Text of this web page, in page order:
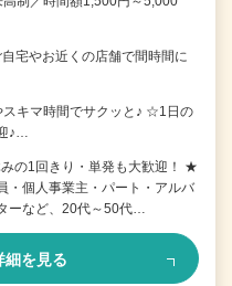
宅やお近くの店舗で間時間に
キマ時間でサクッと♪ ☆1日の
♪…
の1回きり・単発も大歓迎！ ★
・個人事業主・パート・アルバ
ーなど、20代～50代…
細を見る